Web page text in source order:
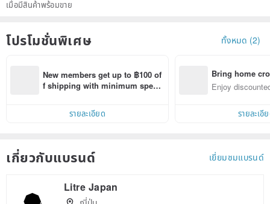
เมื่อมีสินค้าพร้อมขาย
โปรโมชั่นพิเศษ ทั้งหมด (2)
New members get up to ฿100 of
f shipping with minimum spen
within 7 days!
รายละเอียด
Bring home
n with ease
Enjoy
รายละเอี
เกี่ยวกับแบรนด์ เยี่ยมชมแบรนด์
Litre Japan